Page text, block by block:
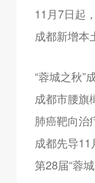
11月7日起
成都新增本
“蓉城之秋”
成都市腰旗
肺癌靶向治
成都先导
第28届“蓉